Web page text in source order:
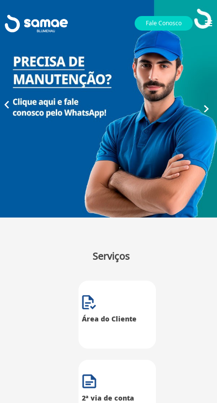
Fale Conosco
Serviços
Área do Cliente
2ª via de conta